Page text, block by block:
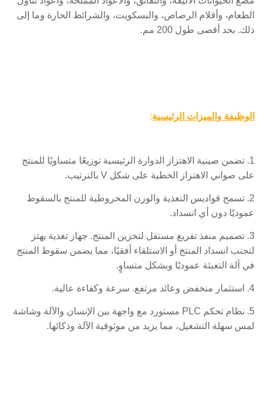
الطعام، وأقلام الرصاص، والبسكويت، والشرائط الحارة وما إلى
ذلك. بحد أقصى طول 200 مم.
الوظيفة والميزات الرئيسية:
1. تضمن صينية الاهتزاز الدوارة الرئيسية توزيعًا متساويًا للمنتج
على صواني الاهتزاز الخطية على شكل V بالترتيب.
2. تسمح قواديس التغذية والوزن المخروطية للمنتج بالسقوط
عموديًا دون أي انسداد.
3. تصميم منفذ تفريغ مستقل لتخزين المنتج. جهاز تغذية يهتز
لتجنب انسداد المنتج أو الاستلقاء أفقيًا، مما يضمن سقوط المنتج
في آلة التعبئة عموديًا وبشكل متساوٍ.
4. استثمار منخفض وعائد مرتفع. سرعة وكفاءة عالية.
5. نظام تحكم PLC مستورد مع واجهة بين الإنسان والآلة وشاشة
لمس سهلة التشغيل، مما يزيد من موثوقية الآلة وذكائها.